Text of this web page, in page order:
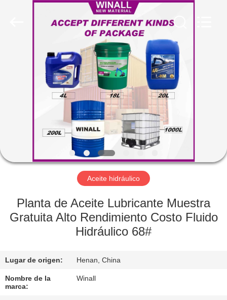
PRODUCTOS
NOSOTROS
VISITA
FÁBRICA
DE
CALIDAD
Aceite hidráulico
Planta de Aceite Lubricante Muestra
Gratuita Alto Rendimiento Costo Fluido
Hidráulico 68#
Lugar de origen: Henan, China
Nombre de la
marca:
Winall